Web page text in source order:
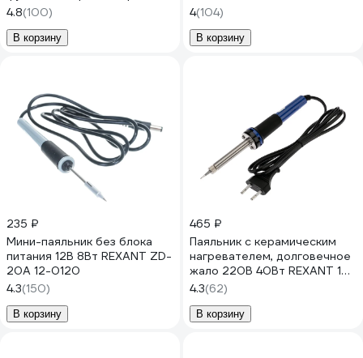
220В 40Вт REXANT 12-0142
4.8(100)
В корзину
4(104)
В корзину
235 ₽
Мини-паяльник без блока
питания 12В 8Вт REXANT ZD-
20A 12-0120
4.3(150)
В корзину
465 ₽
Паяльник с керамическим
нагревателем, долговечное
жало 220В 40Вт REXANT 12-
0123
4.3(62)
В корзину